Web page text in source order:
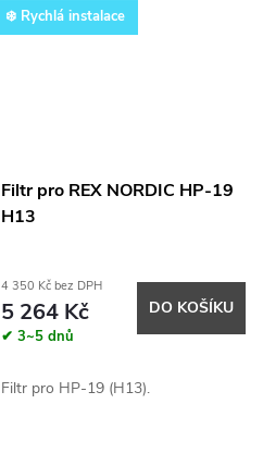
❄️ Rychlá instalace
Filtr pro REX NORDIC HP-19
H13
4 350 Kč bez DPH
5 264 Kč
✔ 3~5 dnů
DO KOŠÍKU
Filtr pro HP-19 (H13).